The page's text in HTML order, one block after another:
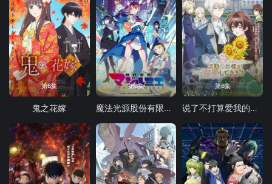
第6集
鬼之花嫁
第6集
魔法光源股份有限公司第二季
第6集
说了不打算爱我的公爵继承人 不知为何对我宠爱有加